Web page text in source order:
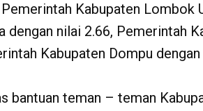
Kabupaten Lombok
dengan nilai 2.66, Pemerintah
Kabupaten Dompu
bantuan teman – teman